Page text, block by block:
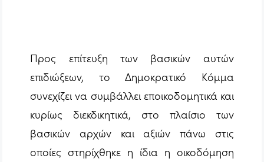
Προς επίτευξη των βασικών αυτών
επιδιώξεων, το Δημοκρατικό Κόμμα
συνεχίζει να συμβάλλει εποικοδομητικά και
κυρίως διεκδικητικά, στο πλαίσιο των
βασικών αρχών και αξιών πάνω στις
οποίες στηρίχθηκε η ίδια η οικοδόμηση